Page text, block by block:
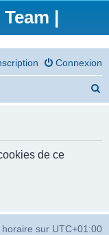
|
Connexion
c
de ce
horaire sur UTC+01:00